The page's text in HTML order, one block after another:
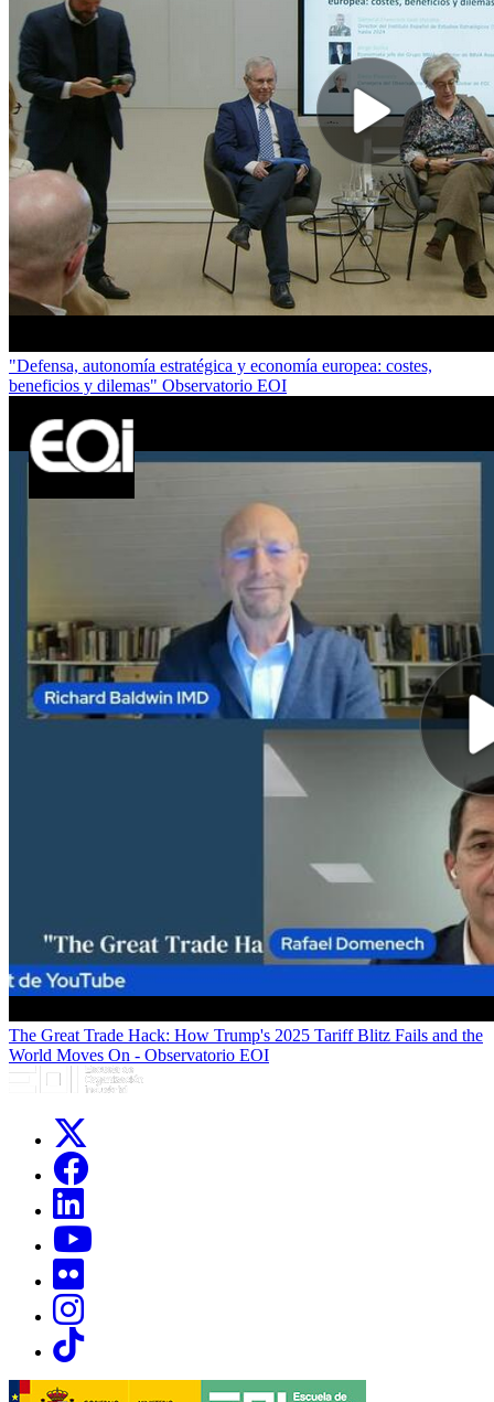
"Defensa, autonomía estratégica y economía europea: costes,
beneficios y dilemas" Observatorio EOI
The Great Trade Hack: How Trump's 2025 Tariff Blitz Fails and the
World Moves On - Observatorio EOI
Links, Opens in this window
Links, Opens in this window
Links, Opens in this window
Links, Opens in this window
Links, Opens in this window